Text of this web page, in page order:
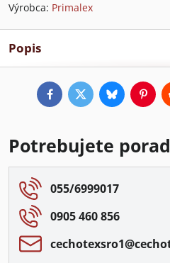
Výrobca: Primalex
Popis
FacebookTwitterBluesky
Potrebujete
055/6999017
0905 460 856